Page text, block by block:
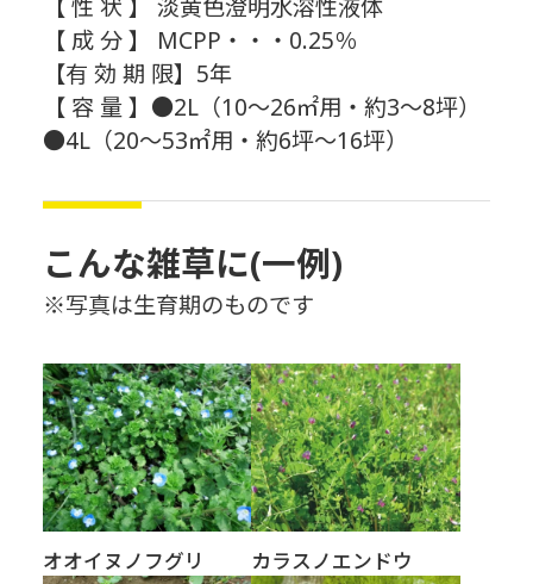
【 性 状 】 淡黄色澄明水溶性液体
【 成 分 】 MCPP・・・0.25％
【有 効 期 限】5年
【 容 量 】●2L（10～26㎡用・約3～8坪）
●4L（20～53㎡用・約6坪～16坪）
こんな雑草に(一例)
※写真は生育期のものです
オオイヌノフグリ カラスノエンドウ